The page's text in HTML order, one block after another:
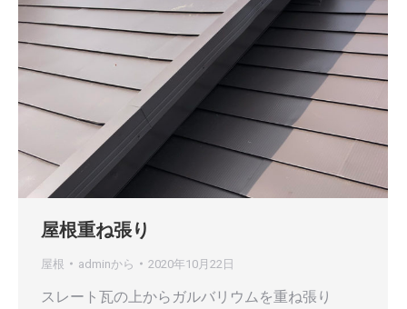
屋根重ね張り
屋根 adminから 2020年10月22日
スレート瓦の上からガルバリウムを重ね張り